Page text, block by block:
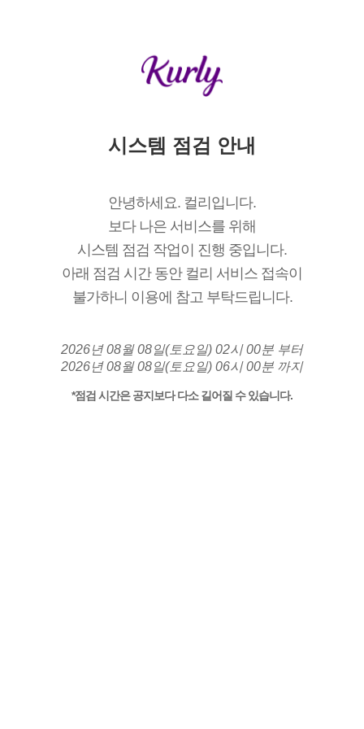
시스템 점검 안내
안녕하세요. 컬리입니다.
보다 나은 서비스를 위해
시스템 점검 작업이 진행 중입니다.
아래 점검 시간 동안 컬리 서비스 접속이
불가하니 이용에 참고 부탁드립니다.
2026년 08월 08일(토요일) 02시 00분 부터
2026년 08월 08일(토요일) 06시 00분 까지
*점검 시간은 공지보다 다소 길어질 수 있습니다.